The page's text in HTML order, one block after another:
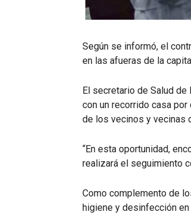
Según se informó, el
en las afueras de la
El secretario de Salud de
con un recorrido casa
de los vecinos y vecinas
“En esta oportunidad,
realizará el seguimiento
Como complemento de
higiene y desinfección